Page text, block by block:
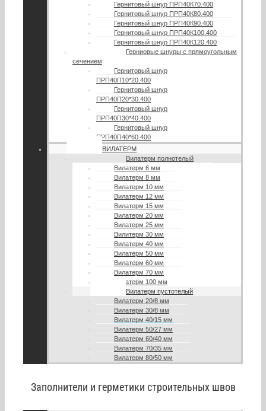
Гернитовый шнур ПРП40К70.400
Гернитовый шнур ПРП40К80.400
Гернитовый шнур ПРП40К90.400
Гернитовый шнур ПРП40К100.400
Гернитовый шнур ПРП40К120.400
Герниовые шнуры с прямоугольным
сечением
Гернитовый шнур
ПРП40П10*20.400
Гернитовый шнур
ПРП40П20*30.400
Гернитовый шнур
ПРП40П30*40.400
Гернитовый шнур
ПРП40П40*60.400
ВИЛАТЕРМ
Вилатерм полнотелый
Вилатерм 6 мм
Вилатерм 8 мм
Вилатерм 10 мм
Вилатерм 12 мм
Вилатерм 15 мм
Вилатерм 20 мм
Вилатерм 25 мм
Вилитерм 30 мм
Вилатерм 40 мм
Вилатерм 50 мм
Вилатерм 60 мм
Вилатерм 70 мм
Вилатерм 100 мм
Вилатерм пустотелый
Вилатерм 20/8 мм
Вилатерм 30/8 мм
Вилатерм 40/15 мм
Вилатерм 50/27 мм
Вилатерм 60/40 мм
Вилатерм 70/35 мм
Вилатерм 80/50 мм
Заполнители и герметики строительных швов